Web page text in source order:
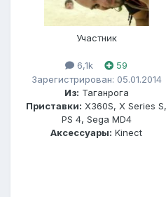
Участник
6,1k
59
Зарегистрирован: 05.01.2014
Из: Таганрога
Приставки: X360S, X Series S,
PS 4, Sega MD4
Аксессуары: Kinect